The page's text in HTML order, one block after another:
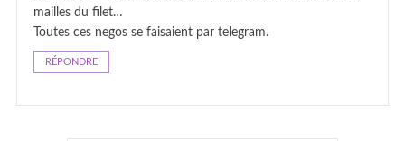
mailles du filet…
Toutes ces negos se faisaient par telegram.
RÉPONDRE